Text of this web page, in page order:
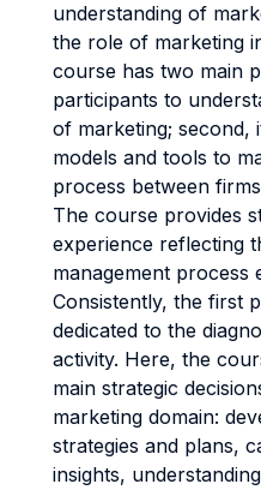
understanding of
the role of marketing
course has two main
participants to
of marketing; second,
models and tools to
process between
The course provides
experience reflecting
management process
Consistently, the first
dedicated to the
activity. Here, the
main strategic
marketing domain:
strategies and plans,
insights,